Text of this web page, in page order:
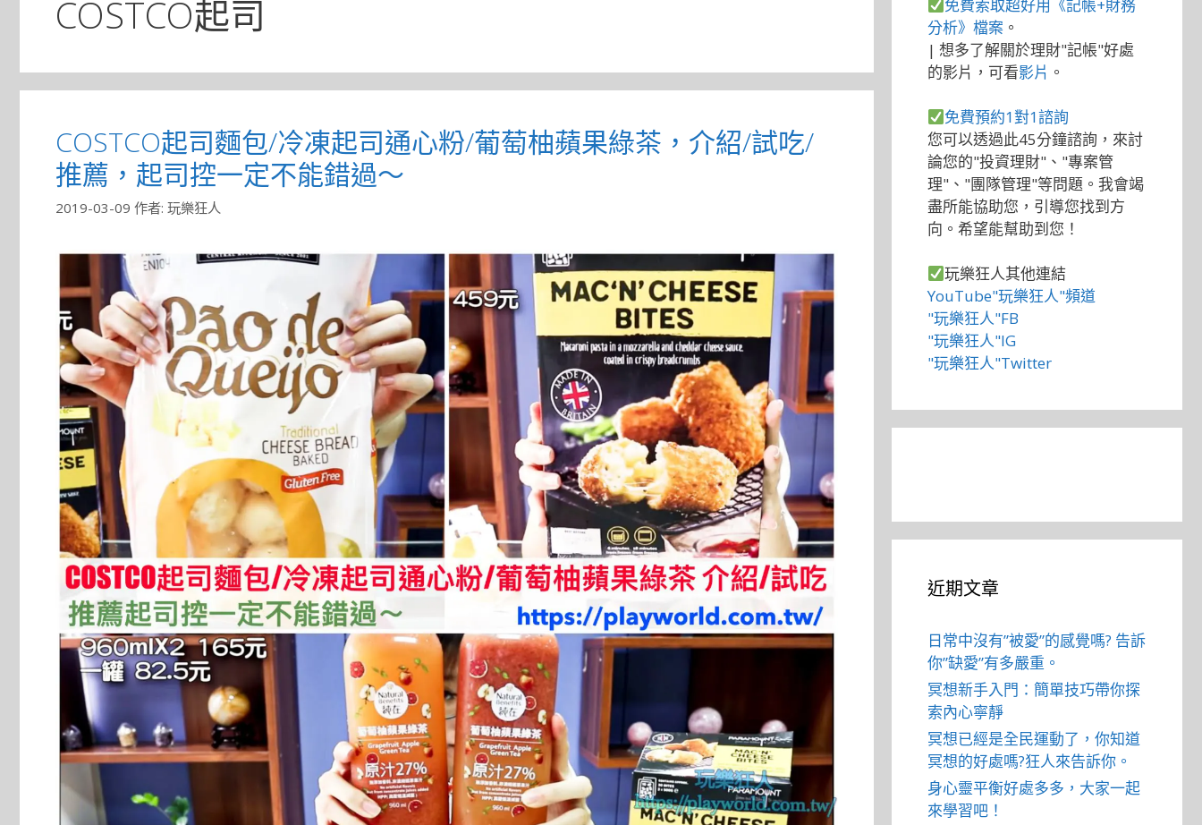
COSTCO起司
COSTCO起司麵包/冷凍起司通心粉/葡萄柚蘋果綠茶，介紹/試吃/
推薦，起司控一定不能錯過～
2019-03-09 作者: 玩樂狂人
免費索取超好用《記帳+財務
分析》檔案 。
| 想多了解關於理財"記帳"好處
的影片，可看影片 。
免費預約1對1諮詢
您可以透過此45分鐘諮詢，來討
論您的"投資理財"、"專案管
理"、"團隊管理"等問題。我會竭
盡所能協助您，引導您找到方
向。希望能幫助到您！
玩樂狂人其他連結
YouTube"玩樂狂人"頻道
"玩樂狂人"FB
"玩樂狂人"IG
"玩樂狂人"Twitter
近期文章
日常中沒有”被愛”的感覺嗎? 告訴
你”缺愛”有多嚴重。
冥想新手入門：簡單技巧帶你探
索內心寧靜
冥想已經是全民運動了，你知道
冥想的好處嗎?狂人來告訴你。
身心靈平衡好處多多，大家一起
來學習吧！